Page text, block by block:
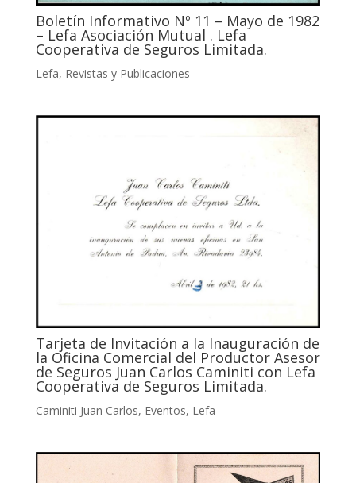
Boletín Informativo Nº 11 – Mayo de 1982
– Lefa Asociación Mutual . Lefa
Cooperativa de Seguros Limitada.
Lefa, Revistas y Publicaciones
Tarjeta de Invitación a la Inauguración de
la Oficina Comercial del Productor Asesor
de Seguros Juan Carlos Caminiti con Lefa
Cooperativa de Seguros Limitada.
Caminiti Juan Carlos, Eventos, Lefa